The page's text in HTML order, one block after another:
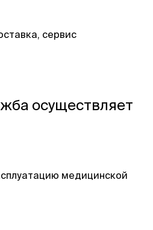
сервис
осуществляет
медицинской